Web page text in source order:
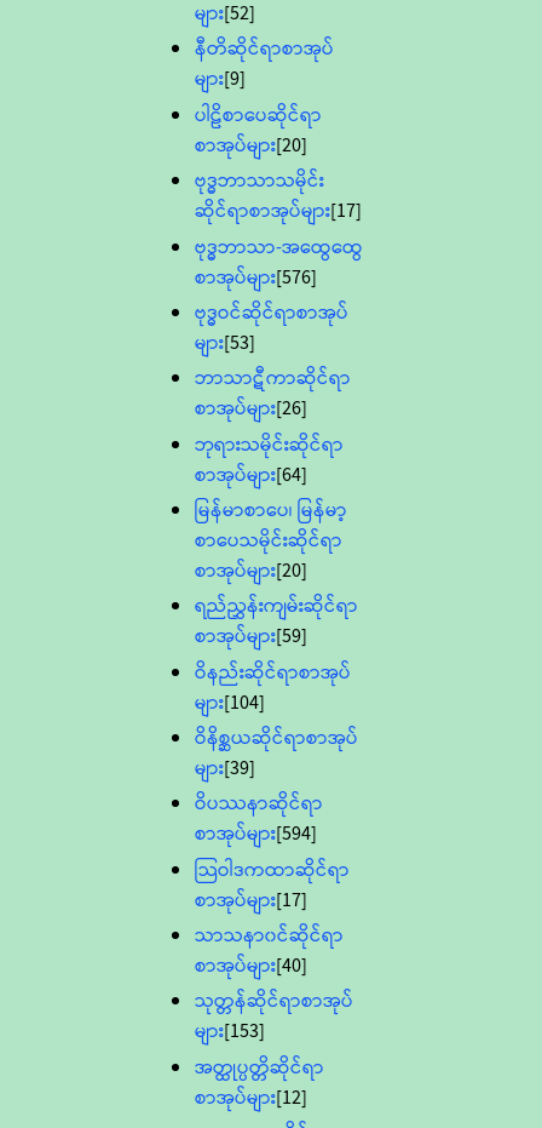
များ[52]
နီတိဆိုင်ရာစာအုပ်
များ[9]
ပါဠိစာပေဆိုင်ရာ
စာအုပ်များ[20]
ဗုဒ္ဓဘာသာသမိုင်း
ဆိုင်ရာစာအုပ်များ[17]
ဗုဒ္ဓဘာသာ-အထွေထွေ
စာအုပ်များ[576]
ဗုဒ္ဓဝင်ဆိုင်ရာစာအုပ်
များ[53]
ဘာသာဋီကာဆိုင်ရာ
စာအုပ်များ[26]
ဘုရားသမိုင်းဆိုင်ရာ
စာအုပ်များ[64]
မြန်မာစာပေ၊ မြန်မာ့
စာပေသမိုင်းဆိုင်ရာ
စာအုပ်များ[20]
ရည်ညွှန်းကျမ်းဆိုင်ရာ
စာအုပ်များ[59]
ဝိနည်းဆိုင်ရာစာအုပ်
များ[104]
ဝိနိစ္ဆယဆိုင်ရာစာအုပ်
များ[39]
ဝိပဿနာဆိုင်ရာ
စာအုပ်များ[594]
သြဝါဒကထာဆိုင်ရာ
စာအုပ်များ[17]
သာသနာ၀င်ဆိုင်ရာ
စာအုပ်များ[40]
သုတ္တန်ဆိုင်ရာစာအုပ်
များ[153]
အတ္ထုပ္ပတ္တိဆိုင်ရာ
စာအုပ်များ[12]